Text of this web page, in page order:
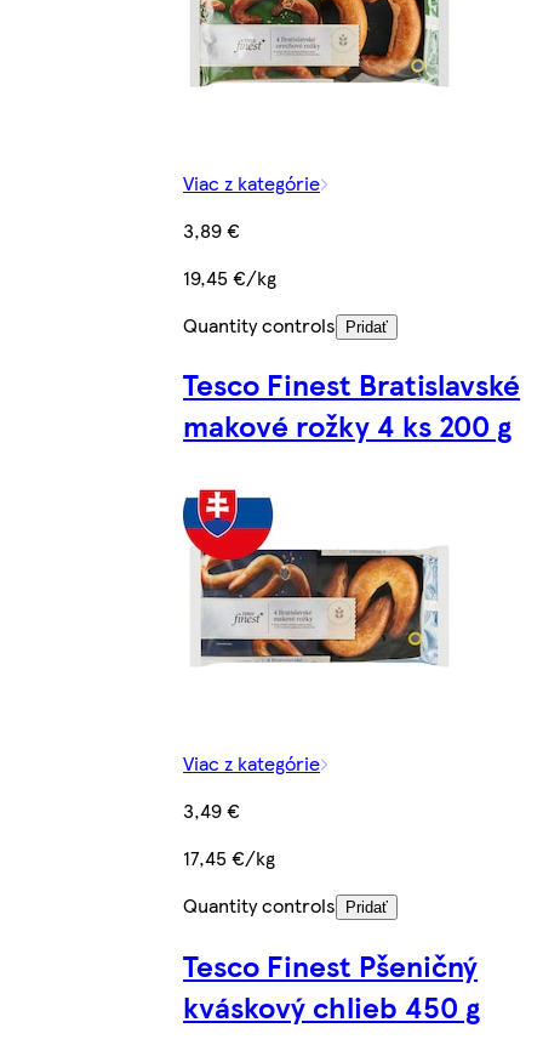
Viac z kategórie
3,89 €
19,45 €/kg
Quantity controls Pridať
Tesco Finest Bratislavské
makové rožky 4 ks 200 g
Viac z kategórie
3,49 €
17,45 €/kg
Quantity controls
Pridať
Tesco Finest Pšeničný
kváskový chlieb 450 g